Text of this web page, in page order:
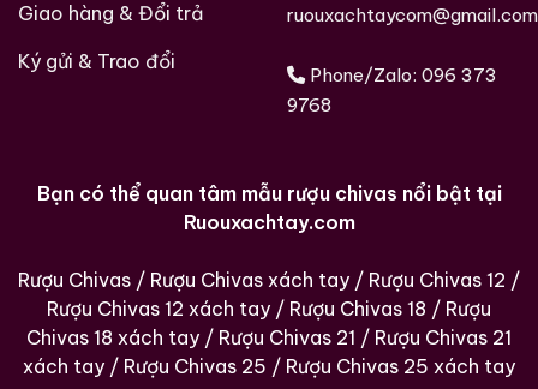
Giao hàng & Đổi trả
Ký gửi & Trao đổi
ruouxachtaycom@gmail.com
Phone/Zalo: 096 373
9768
Bạn có thể quan tâm mẫu rượu chivas nổi bật tại
Ruouxachtay.com
Rượu Chivas / Rượu Chivas xách tay / Rượu Chivas 12 /
Rượu Chivas 12 xách tay / Rượu Chivas 18 / Rượu
Chivas 18 xách tay / Rượu Chivas 21 / Rượu Chivas 21
xách tay / Rượu Chivas 25 / Rượu Chivas 25 xách tay